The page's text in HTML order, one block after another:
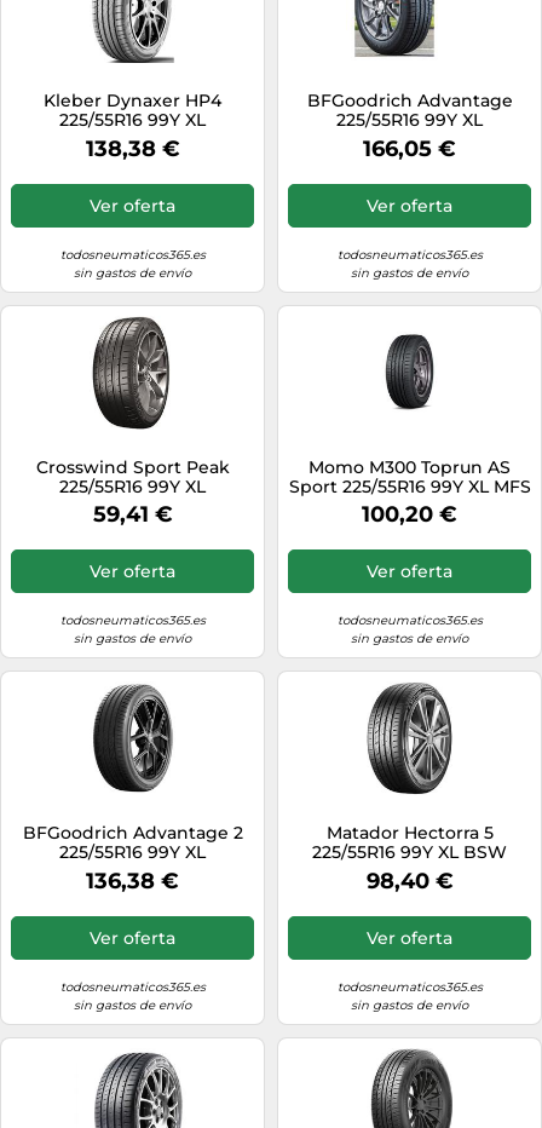
Kleber Dynaxer HP4
225/55R16 99Y XL
138,38 €
Ver oferta
todosneumaticos365.es
sin gastos de envío
BFGoodrich Advantage
225/55R16 99Y XL
166,05 €
Ver oferta
todosneumaticos365.es
sin gastos de envío
Crosswind Sport Peak
225/55R16 99Y XL
59,41 €
Ver oferta
todosneumaticos365.es
sin gastos de envío
Momo M300 Toprun AS
Sport 225/55R16 99Y XL MFS
BSW
100,20 €
Ver oferta
todosneumaticos365.es
sin gastos de envío
BFGoodrich Advantage 2
225/55R16 99Y XL
136,38 €
Ver oferta
todosneumaticos365.es
sin gastos de envío
Matador Hectorra 5
225/55R16 99Y XL BSW
98,40 €
Ver oferta
todosneumaticos365.es
sin gastos de envío